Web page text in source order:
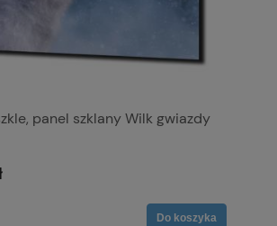
panel szklany Wilk gwiazdy
Do koszyka